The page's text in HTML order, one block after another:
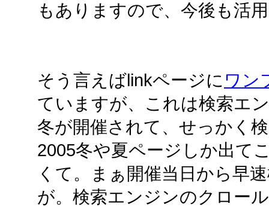
もありますので、今後も活
そう言えばlinkページに ワン
ていますが、これは検索エ
冬が開催されて、せっかく
2005冬や夏ページしか出て
くて。まぁ開催当日から早
が。検索エンジンのクロー